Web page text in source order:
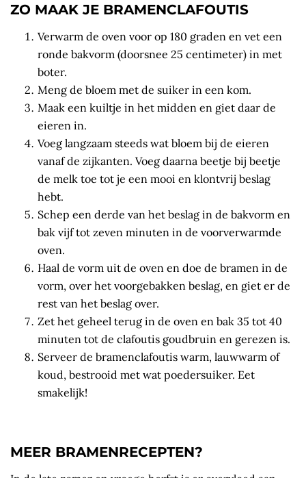
ZO MAAK JE BRAMENCLAFOUTIS
Verwarm de oven voor op 180 graden en vet een
ronde bakvorm (doorsnee 25 centimeter) in met
boter.
Meng de bloem met de suiker in een kom.
Maak een kuiltje in het midden en giet daar de
eieren in.
Voeg langzaam steeds wat bloem bij de eieren
vanaf de zijkanten. Voeg daarna beetje bij beetje
de melk toe tot je een mooi en klontvrij beslag
hebt.
Schep een derde van het beslag in de bakvorm en
bak vijf tot zeven minuten in de voorverwarmde
oven.
Haal de vorm uit de oven en doe de bramen in de
vorm, over het voorgebakken beslag, en giet er de
rest van het beslag over.
Zet het geheel terug in de oven en bak 35 tot 40
minuten tot de clafoutis goudbruin en gerezen is.
Serveer de bramenclafoutis warm, lauwwarm of
koud, bestrooid met wat poedersuiker. Eet
smakelijk!
MEER BRAMENRECEPTEN?